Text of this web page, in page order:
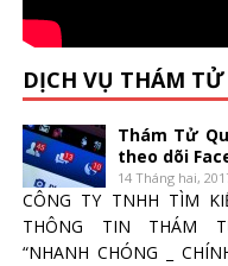
DỊCH VỤ THÁM
Thám Tử
theo dõi
14 Tháng hai,
CÔNG TY TNHH TÌM
THÔNG TIN THÁM
“NHANH CHÓNG _